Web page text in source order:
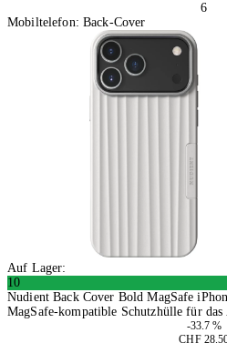
6
Mobiltelefon: Back-Cover
Auf Lager:
10
Nudient Back Cover Bold MagSafe
MagSafe-kompatible Schutzhülle für
-33.7 %
CHF